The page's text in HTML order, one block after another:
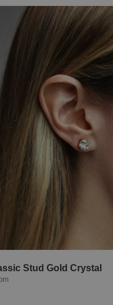
Stud Gold Crystal